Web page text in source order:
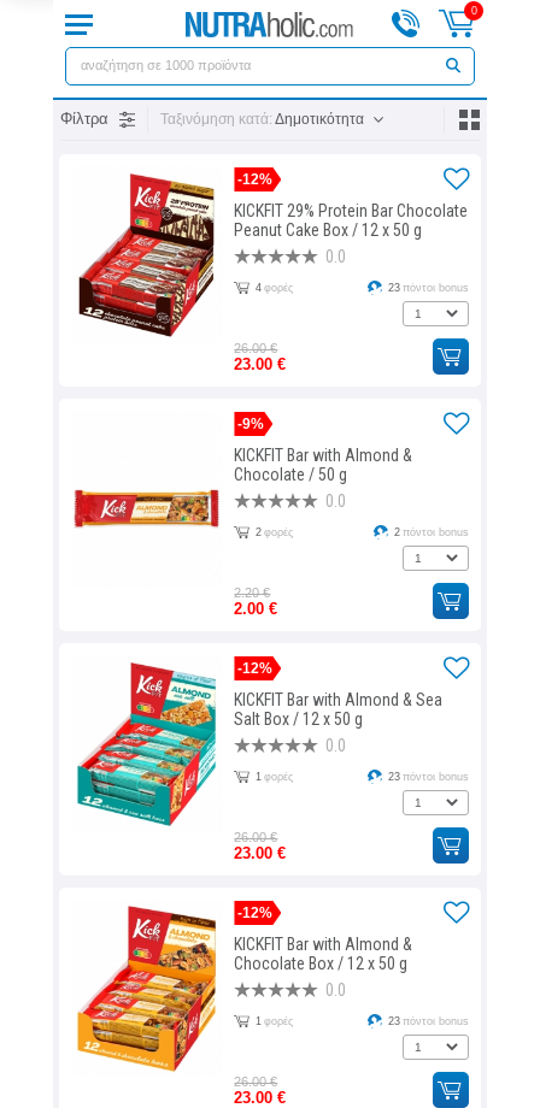
0
Φίλτρα Ταξινόμηση κατά: Δημοτικότητα
-12%
KICKFIT 29% Protein Bar Chocolate
Peanut Cake Box / 12 x 50 g
0.0
4 φορές 23 πόντοι bonus
26.00 €
23.00 €
-9%
KICKFIT Bar with Almond &
Chocolate / 50 g
0.0
2 φορές 2 πόντοι bonus
2.20 €
2.00 €
-12%
KICKFIT Bar with Almond & Sea
Salt Box / 12 x 50 g
0.0
1 φορές 23 πόντοι bonus
26.00 €
23.00 €
-12%
KICKFIT Bar with Almond &
Chocolate Box / 12 x 50 g
0.0
1 φορές 23 πόντοι bonus
26.00 €
23.00 €